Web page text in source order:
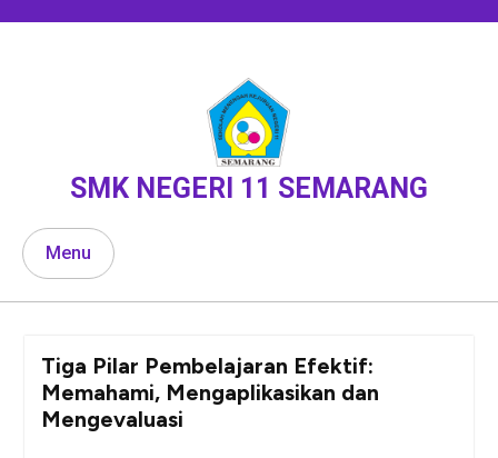
SMK NEGERI 11 SEMARANG
Menu
Tiga Pilar Pembelajaran Efektif:
Memahami, Mengaplikasikan dan
Mengevaluasi